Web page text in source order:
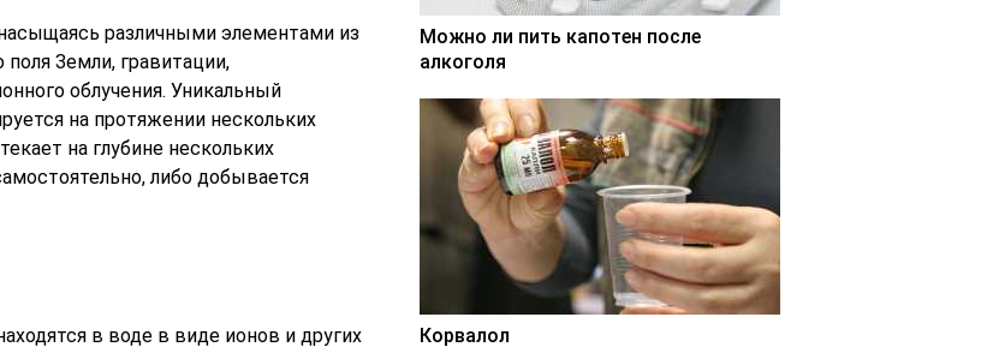
различными элементами из
Земли, гравитации,
облучения. Уникальный
на протяжении нескольких
на глубине нескольких
либо добывается
в воде в виде ионов и других
Можно ли пить капотен после
алкоголя
Корвалол